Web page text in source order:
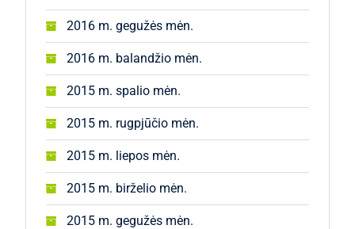
2016 m. gegužės mėn.
2016 m. balandžio mėn.
2015 m. spalio mėn.
2015 m. rugpjūčio mėn.
2015 m. liepos mėn.
2015 m. birželio mėn.
2015 m. gegužės mėn.